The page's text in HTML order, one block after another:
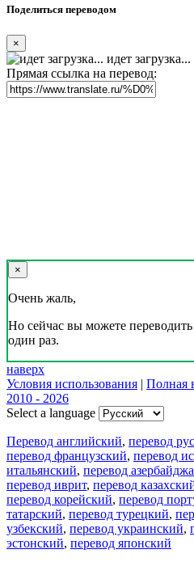
Поделиться переводом
×
идет загрузка...
Прямая ссылка на перевод:
×
Очень жаль,
Но сейчас вы можете переводить
один раз.
наверх
Условия использования | Полная
2010 - 2026
Select a language
Перевод английский, перевод
перевод французский, перевод
итальянский, перевод
перевод иврит, перевод
перевод корейский, перевод
татарский, перевод турецкий,
узбекский, перевод украинский,
эстонский, перевод японский